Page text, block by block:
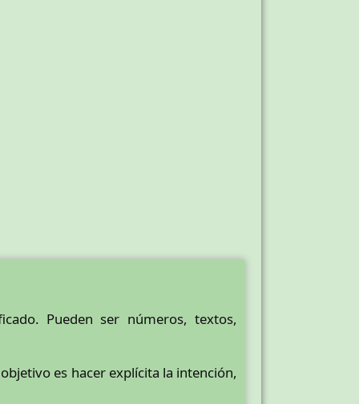
Pueden ser números, textos,
es hacer explícita la intención,